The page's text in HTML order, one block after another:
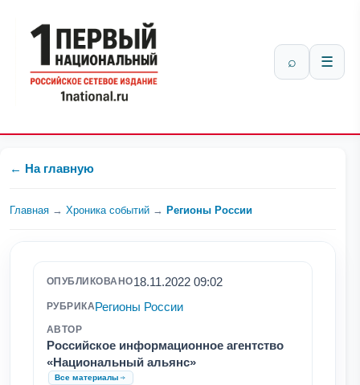
⌕ ☰
← На главную
Главная → Хроника событий → Регионы России
ОПУБЛИКОВАНО18.11.2022 09:02
РУБРИКАРегионы России
АВТОР
Российское информационное агентство
«Национальный альянс»
Все материалы